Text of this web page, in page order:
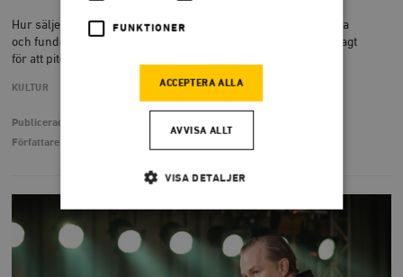
Hur säljer man in sin bok? Bengt Ohlsson svettas i Babels soffa
och funderar över vad världslitteraturens stora namn hade sagt
för att pitcha in sina böcker.
KULTUR
Publicerad
Författare
FUNKTIONER
ACCEPTERA ALLA
AVVISA ALLT
VISA DETALJER
Strikt nödvändigt Analys
Funktioner